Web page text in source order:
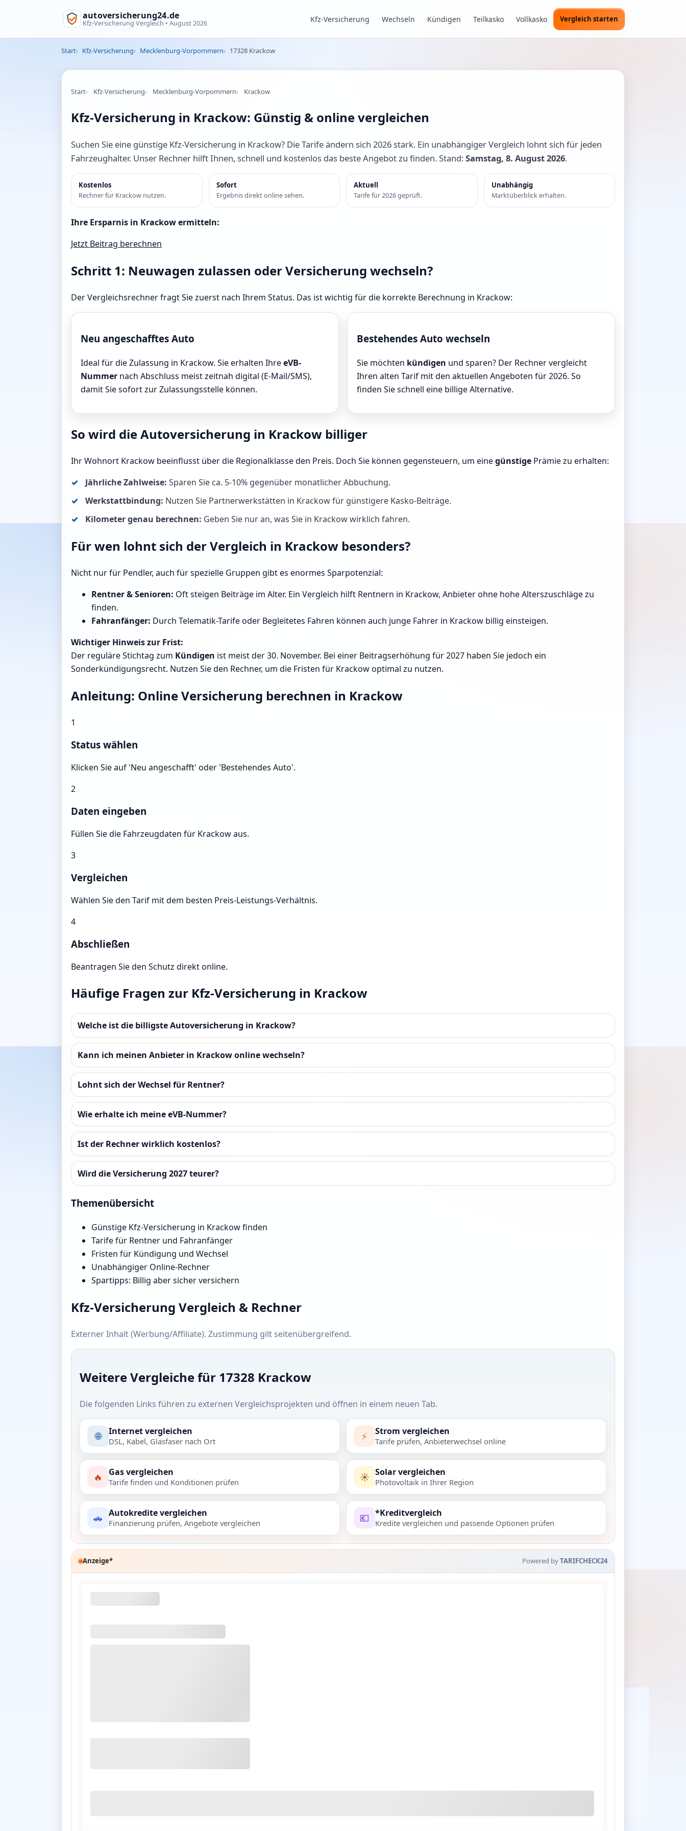
autoversicherung24.de
Kfz-Versicherung Vergleich • August 2026 Kfz-Versicherung Wechseln Kündigen Teilkasko Vollkasko Vergleich starten
Start Kfz-Versicherung Mecklenburg-Vorpommern 17328 Krackow
Start Kfz-Versicherung Mecklenburg-Vorpommern Krackow
Kfz-Versicherung in Krackow: Günstig & online vergleichen
Suchen Sie eine günstige Kfz-Versicherung in Krackow? Die Tarife ändern sich 2026 stark. Ein unabhängiger Vergleich lohnt sich für jeden
Fahrzeughalter. Unser Rechner hilft Ihnen, schnell und kostenlos das beste Angebot zu finden. Stand:Samstag, 8. August 2026.
Kostenlos
Rechner für Krackow nutzen.
Sofort
Ergebnis direkt online sehen.
Aktuell
Tarife für 2026 geprüft.
Unabhängig
Marktüberblick erhalten.
Ihre Ersparnis in Krackow ermitteln:
Jetzt Beitrag berechnen
Schritt 1: Neuwagen zulassen oder Versicherung wechseln?
Der Vergleichsrechner fragt Sie zuerst nach Ihrem Status. Das ist wichtig für die korrekte Berechnung in Krackow:
Neu angeschafftes Auto
Ideal für die Zulassung in Krackow. Sie erhalten IhreeVB-
Nummer nach Abschluss meist zeitnah digital (E-Mail/SMS),
damit Sie sofort zur Zulassungsstelle können.
Bestehendes Auto wechseln
Sie möchten kündigen und sparen? Der Rechner vergleicht
Ihren alten Tarif mit den aktuellen Angeboten für 2026. So
finden Sie schnell eine billige Alternative.
So wird die Autoversicherung in Krackow billiger
Ihr Wohnort Krackow beeinflusst über die Regionalklasse den Preis. Doch Sie können gegensteuern, um einegünstige Prämie zu erhalten:
Jährliche Zahlweise: Sparen Sie ca. 5-10% gegenüber monatlicher Abbuchung.
Werkstattbindung: Nutzen Sie Partnerwerkstätten in Krackow für günstigere Kasko-Beiträge.
Kilometer genau berechnen: Geben Sie nur an, was Sie in Krackow wirklich fahren.
Für wen lohnt sich der Vergleich in Krackow besonders?
Nicht nur für Pendler, auch für spezielle Gruppen gibt es enormes Sparpotenzial:
Rentner & Senioren: Oft steigen Beiträge im Alter. Ein Vergleich hilft Rentnern in Krackow, Anbieter ohne hohe Alterszuschläge zu
finden.
Fahranfänger: Durch Telematik-Tarife oder Begleitetes Fahren können auch junge Fahrer in Krackow billig einsteigen.
Wichtiger Hinweis zur Frist:
Der reguläre Stichtag zum Kündigen ist meist der 30. November. Bei einer Beitragserhöhung für 2027 haben Sie jedoch ein
Sonderkündigungsrecht. Nutzen Sie den Rechner, um die Fristen für Krackow optimal zu nutzen.
Anleitung: Online Versicherung berechnen in Krackow
1
Status wählen
Klicken Sie auf 'Neu angeschafft' oder 'Bestehendes Auto'.
2
Daten eingeben
Füllen Sie die Fahrzeugdaten für Krackow aus.
3
Vergleichen
Wählen Sie den Tarif mit dem besten Preis-Leistungs-Verhältnis.
4
Abschließen
Beantragen Sie den Schutz direkt online.
Häufige Fragen zur Kfz-Versicherung in Krackow
Welche ist die billigste Autoversicherung in Krackow?
Kann ich meinen Anbieter in Krackow online wechseln?
Lohnt sich der Wechsel für Rentner?
Wie erhalte ich meine eVB-Nummer?
Ist der Rechner wirklich kostenlos?
Wird die Versicherung 2027 teurer?
Themenübersicht
Günstige Kfz-Versicherung in Krackow finden
Tarife für Rentner und Fahranfänger
Fristen für Kündigung und Wechsel
Unabhängiger Online-Rechner
Spartipps: Billig aber sicher versichern
Kfz-Versicherung Vergleich & Rechner
Externer Inhalt (Werbung/Affiliate). Zustimmung gilt seitenübergreifend.
Weitere Vergleiche für 17328 Krackow
Die folgenden Links führen zu externen Vergleichsprojekten und öffnen in einem neuen Tab.
🌐 Internet vergleichen
DSL, Kabel, Glasfaser nach Ort ⚡ Strom vergleichen
Tarife prüfen, Anbieterwechsel online
🔥 Gas vergleichen
Tarife finden und Konditionen prüfen ☀️ Solar vergleichen
Photovoltaik in Ihrer Region
🚗 Autokredite vergleichen
Finanzierung prüfen, Angebote vergleichen 💶 *Kreditvergleich
Kredite vergleichen und passende Optionen prüfen
Anzeige* Powered byTARIFCHECK24